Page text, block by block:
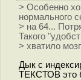
> Особенно
нормального
> на 64...
Такого
> хватило
Дык с
ТЕКСТОВ это